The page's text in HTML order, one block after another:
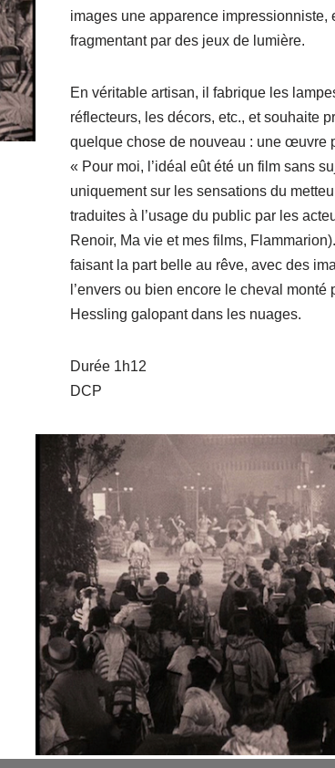
images une apparence impressionniste,
fragmentant par des jeux de lumière.
En véritable artisan, il fabrique les
réflecteurs, les décors, etc., et souhaite
quelque chose de nouveau : une œuvre
« Pour moi, l’idéal eût été un film sans
uniquement sur les sensations du
traduites à l’usage du public par les
Renoir, Ma vie et mes films,
faisant la part belle au rêve, avec des
l’envers ou bien encore le cheval monté
Hessling galopant dans les nuages.
Durée 1h12
DCP